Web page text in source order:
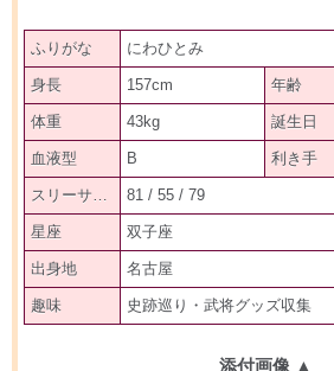
ふりがな にわひとみ
身長 157cm 年齢
体重 43kg 誕生日
血液型 B 利き手
81 / 55 / 79
星座 双子座
出身地 名古屋
趣味 史跡巡り・武将グッズ収集
添付画像 ▲